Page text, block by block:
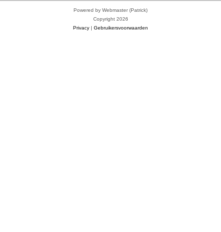
Powered by Webmaster (Patrick)
Copyright 2026
Privacy | Gebruikersvoorwaarden